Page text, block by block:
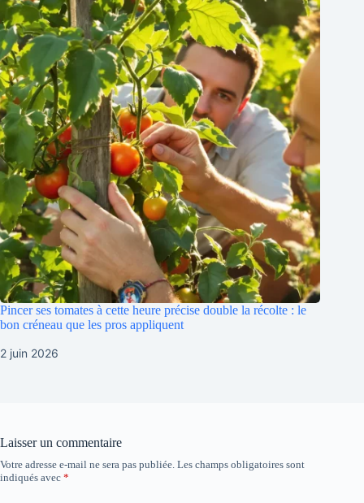
Pincer ses tomates à cette heure précise double la récolte : le
bon créneau que les pros appliquent
2 juin 2026
Laisser un commentaire
Votre adresse e-mail ne sera pas publiée. Les champs obligatoires sont
indiqués avec *